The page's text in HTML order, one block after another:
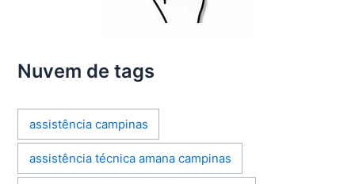
Nuvem de tags
assistência campinas
assistência técnica amana campinas